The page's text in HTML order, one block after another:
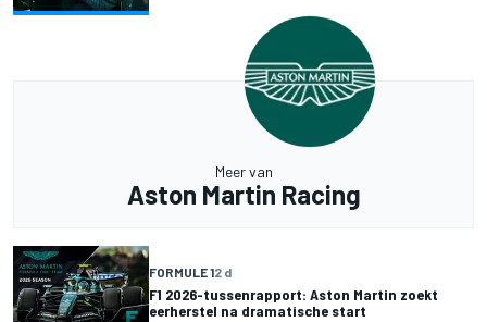
Meer van
Aston Martin Racing
FORMULE 12 d
F1 2026-tussenrapport: Aston Martin zoekt
eerherstel na dramatische start